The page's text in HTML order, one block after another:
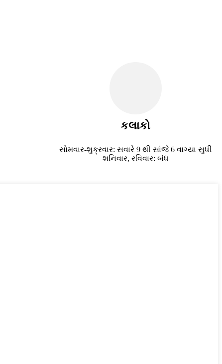
કલાકો
સોમવાર-શુક્રવાર: સવારે 9 થી સાંજે 6 વાગ્યા સુધી
શનિવાર, રવિવાર: બંધ